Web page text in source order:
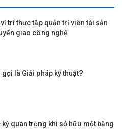
trí thực tập quản trị viên tài sản
giao công nghệ
gọi là Giải pháp kỹ thuật?
quan trọng khi sở hữu một bằng